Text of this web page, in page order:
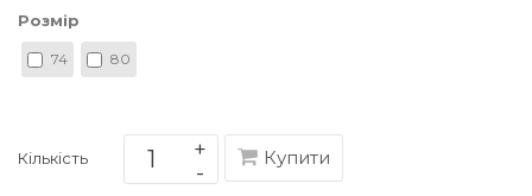
Розмір
74 80
Кількість Купити